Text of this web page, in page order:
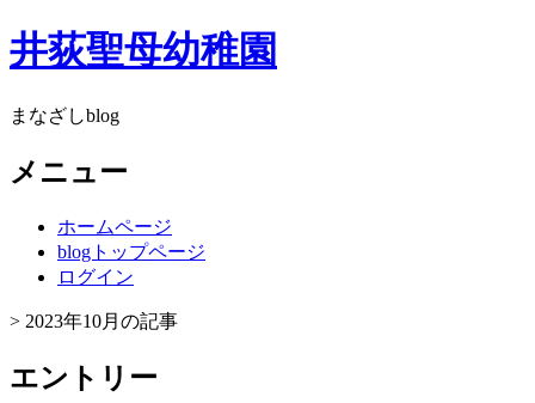
井荻聖母幼稚園
まなざしblog
メニュー
ホームページ
blogトップページ
ログイン
> 2023年10月の記事
エントリー